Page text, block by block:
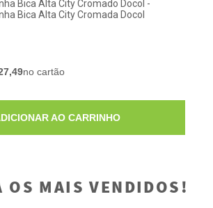
Bica Alta City Cromado Docol -
Bica Alta City Cromada Docol
no cartão
AO CARRINHO
OS MAIS VENDIDOS!